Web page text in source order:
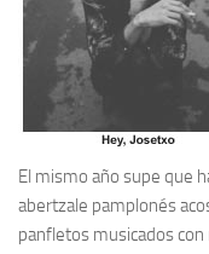
El mismo año supe que
abertzale pamplonés
panfletos musicados